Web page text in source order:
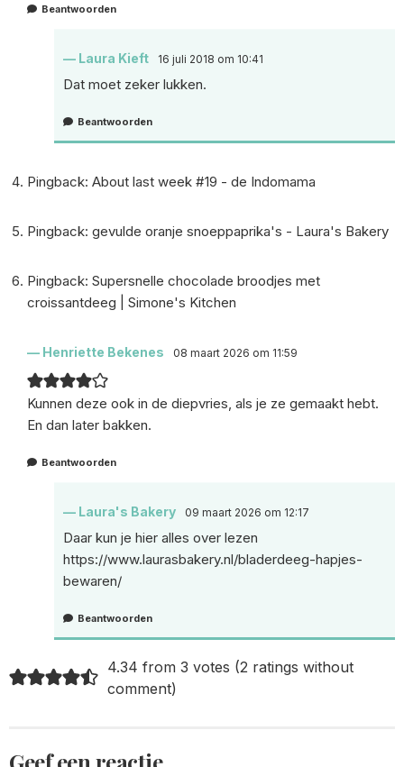
Beantwoorden
Laura Kieft 16 juli 2018 om 10:41
Dat moet zeker lukken.
Beantwoorden
Pingback: About last week #19 - de Indomama
Pingback: gevulde oranje snoeppaprika's - Laura's Bakery
Pingback: Supersnelle chocolade broodjes met
croissantdeeg | Simone's Kitchen
Henriette Bekenes 08 maart 2026 om 11:59
Kunnen deze ook in de diepvries, als je ze gemaakt hebt.
En dan later bakken.
Beantwoorden
Laura's Bakery 09 maart 2026 om 12:17
Daar kun je hier alles over lezen
https://www.laurasbakery.nl/bladerdeeg-hapjes-
bewaren/
Beantwoorden
4.34 from 3 votes (2 ratings without
comment)